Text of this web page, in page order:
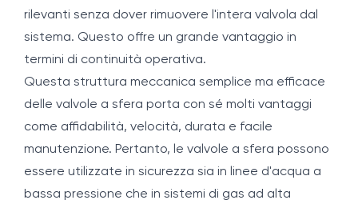
rilevanti senza dover rimuovere l'intera valvola dal
sistema. Questo offre un grande vantaggio in
termini di continuità operativa.
Questa struttura meccanica semplice ma efficace
delle valvole a sfera porta con sé molti vantaggi
come affidabilità, velocità, durata e facile
manutenzione. Pertanto, le valvole a sfera possono
essere utilizzate in sicurezza sia in linee d'acqua a
bassa pressione che in sistemi di gas ad alta